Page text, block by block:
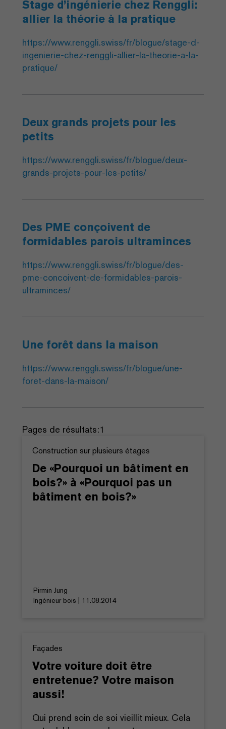
Stage d’ingénierie chez Renggli:
allier la théorie à la pratique
https://www.renggli.swiss/fr/blogue/stage-d-
ingenierie-chez-renggli-allier-la-theorie-a-la-
pratique/
Deux grands projets pour les
petits
https://www.renggli.swiss/fr/blogue/deux-
grands-projets-pour-les-petits/
Des PME conçoivent de
formidables parois ultraminces
https://www.renggli.swiss/fr/blogue/des-
pme-concoivent-de-formidables-parois-
ultraminces/
Une forêt dans la maison
https://www.renggli.swiss/fr/blogue/une-
foret-dans-la-maison/
Pages de résultats:1
Construction sur plusieurs étages
De «Pourquoi un bâtiment en
bois?» à «Pourquoi pas un
bâtiment en bois?»
Pirmin Jung
Ingénieur bois | 11.08.2014
Façades
Votre voiture doit être
entretenue? Votre maison
aussi!
Qui prend soin de soi vieillit mieux. Cela